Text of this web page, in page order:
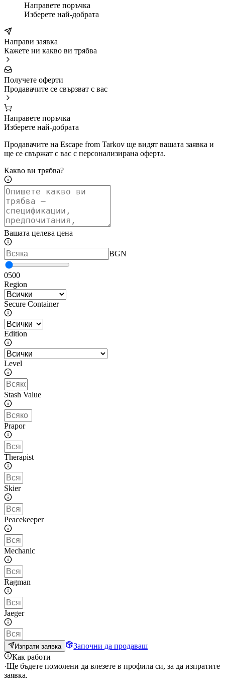
Направете поръчка
Изберете най-добрата
Направи заявка
Кажете ни какво ви трябва
Получете оферти
Продавачите се свързват с вас
Направете поръчка
Изберете най-добрата
Продавачите на Escape from Tarkov ще видят вашата заявка и
ще се свържат с вас с персонализирана оферта.
Какво ви трябва?
Вашата целева цена
BGN
0500
Region
Secure Container
Edition
Level
Stash Value
Prapor
Therapist
Skier
Peacekeeper
Mechanic
Ragman
Jaeger
Изпрати заявка
Започни да продаваш
Как работи
·Ще бъдете помолени да влезете в профила си, за да изпратите
заявка.